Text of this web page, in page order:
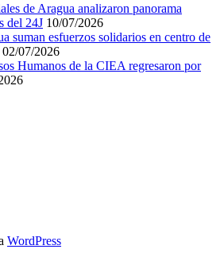
de Aragua analizaron panorama
del 24J 10/07/2026
suman esfuerzos solidarios en centro de
02/07/2026
Humanos de la CIEA regresaron por
WordPress